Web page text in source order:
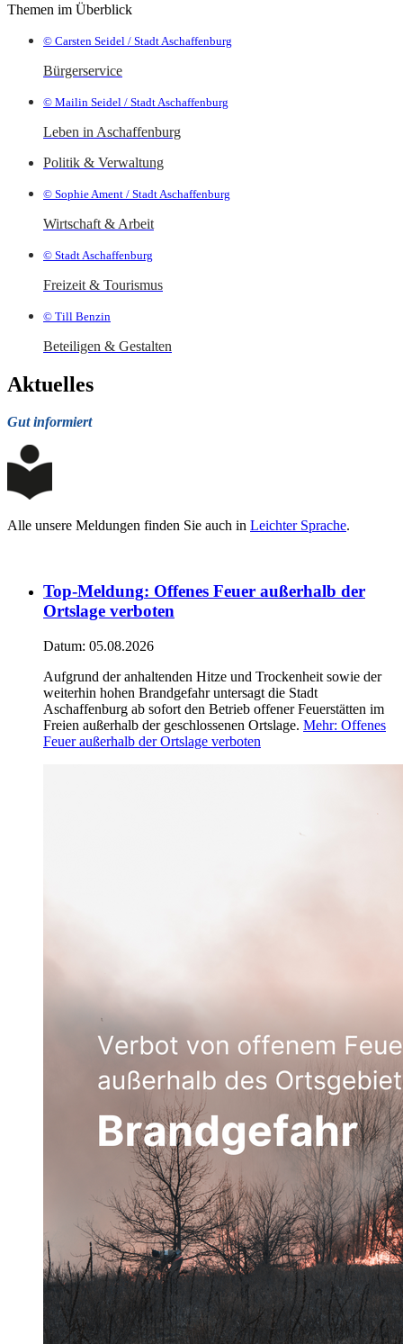
Themen im Überblick
© Carsten Seidel / Stadt Aschaffenburg
Bürgerservice
© Mailin Seidel / Stadt Aschaffenburg
Leben in Aschaffenburg
Politik & Verwaltung
© Sophie Ament / Stadt Aschaffenburg
Wirtschaft & Arbeit
© Stadt Aschaffenburg
Freizeit & Tourismus
© Till Benzin
Beteiligen & Gestalten
Aktuelles
Gut informiert
Alle unsere Meldungen finden Sie auch in Leichter Sprache.
Top-Meldung: Offenes Feuer außerhalb der
Ortslage verboten
Datum: 05.08.2026
Aufgrund der anhaltenden Hitze und Trockenheit sowie der
weiterhin hohen Brandgefahr untersagt die Stadt
Aschaffenburg ab sofort den Betrieb offener Feuerstätten im
Freien außerhalb der geschlossenen Ortslage. Mehr: Offenes
Feuer außerhalb der Ortslage verboten